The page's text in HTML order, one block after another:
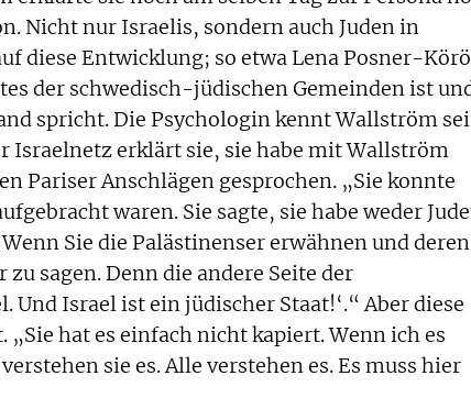
Nicht nur Israelis, sondern auch Juden in
diese Entwicklung; so etwa Lena Posner-
der schwedisch-jüdischen Gemeinden ist
spricht. Die Psychologin kennt Wallström
Israelnetz erklärt sie, sie habe mit Wallström
Pariser Anschlägen gesprochen. „Sie konnte
waren. Sie sagte, sie habe weder
Sie die Palästinenser erwähnen und deren
sagen. Denn die andere Seite der
Und Israel ist ein jüdischer Staat!‘.“ Aber diese
hat es einfach nicht kapiert. Wenn ich es
sie es. Alle verstehen es. Es muss hier